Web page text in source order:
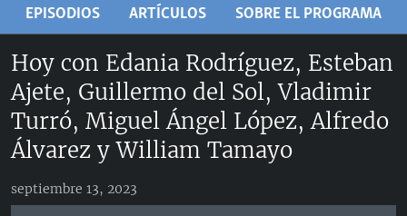
contenido
la
navegación
principal
CUBA
DERECHOS HUMANOS
#11JCUBA, 5 AÑOS DESPUÉS
INFORME DEL DEPARTAMENTO DE ESTADO DE EEUU
SOBRE CUBA
ESTADOS UNIDOS
AMÉRICA 250
AMÉRICA LATINA
INMIGRACIÓN
MUNDO
ARTE Y ENTRETENIMIENTO
EPISODIOS ARTÍCULOS SOBRE EL PROGRAMA
Hoy con Edania Rodríguez, Esteban
Ajete, Guillermo del Sol, Vladimir
Turró, Miguel Ángel López, Alfredo
Álvarez y William Tamayo
septiembre 13, 2023